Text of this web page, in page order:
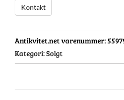
Kontakt
Antikvitet.net varenummer:
Kategori:Solgt